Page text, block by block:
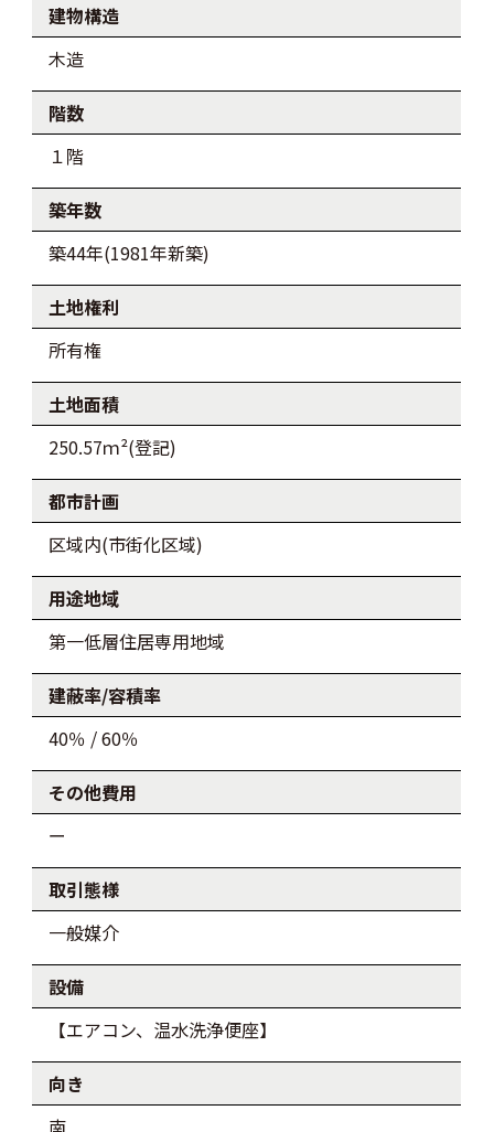
建物構造
木造
階数
１階
築年数
築44年(1981年新築)
土地権利
所有権
土地面積
250.57ｍ²(登記)
都市計画
区域内(市街化区域)
用途地域
第一低層住居専用地域
建蔽率/容積率
40％ / 60％
その他費用
ー
取引態様
一般媒介
設備
【エアコン、温水洗浄便座】
向き
南